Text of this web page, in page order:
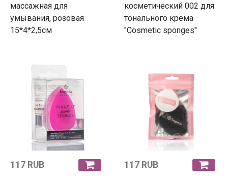
массажная для
умывания, розовая
15*4*2,5см
косметический 002 для
тонального крема
"Cosmetic sponges"
117 RUB 117 RUB